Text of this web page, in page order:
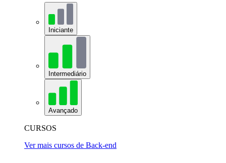
Iniciante
Intermediário
Avançado
CURSOS
Ver mais cursos de Back-end